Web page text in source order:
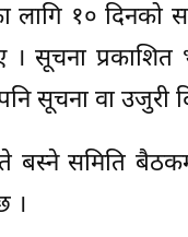
लागि १० दिनको
। सूचना
सूचना वा उजुरी
समिति
।